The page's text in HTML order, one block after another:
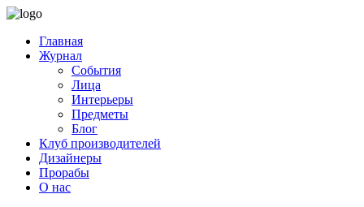
Главная
Журнал
События
Лица
Интерьеры
Предметы
Блог
Клуб производителей
Дизайнеры
Прорабы
О нас